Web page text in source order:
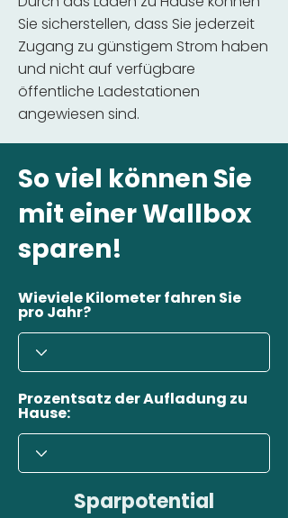
Sie sicherstellen, dass Sie jederzeit
Zugang zu günstigem Strom haben
und nicht auf verfügbare
öffentliche Ladestationen
angewiesen sind.
So viel können Sie
mit einer Wallbox
sparen!
Wieviele Kilometer fahren Sie
pro Jahr?
Prozentsatz der Aufladung zu
Hause:
Sparpotential